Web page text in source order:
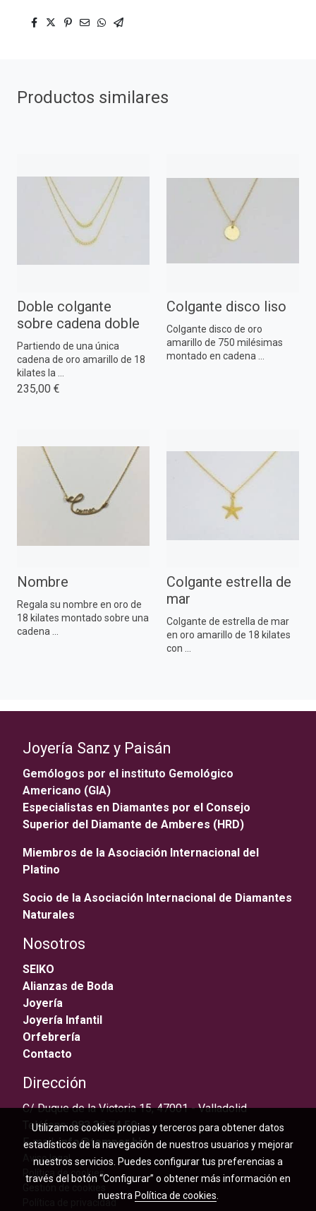
Productos similares
Doble colgante
sobre cadena doble
Partiendo de una única
cadena de oro amarillo de 18
kilates la ...
235,00 €
Colgante disco liso
Colgante disco de oro
amarillo de 750 milésimas
montado en cadena ...
Nombre
Regala su nombre en oro de
18 kilates montado sobre una
cadena ...
Colgante estrella de
mar
Colgante de estrella de mar
en oro amarillo de 18 kilates
con ...
Joyería Sanz y Paisán
Gemólogos por el instituto Gemológico
Americano (GIA)
Especialistas en Diamantes por el Consejo
Superior del Diamante de Amberes (HRD)
Miembros de la Asociación Internacional del
Platino
Socio de la Asociación Internacional de Diamantes
Naturales
Nosotros
SEIKO
Alianzas de Boda
Joyería
Joyería Infantil
Orfebrería
Contacto
Dirección
C/ Duque de la Victoria 15, 47001 - Valladolid
Teléfono:983 30 74 59
E-mail:info@temper.biz
Aviso legal
Política de cookies
Política de privacidad
Utilizamos cookies propias y terceros para obtener datos
estadísticos de la navegación de nuestros usuarios y mejorar
nuestros servicios. Puedes configurar tus preferencias a
través del botón “Configurar” o obtener más información en
nuestra Política de cookies